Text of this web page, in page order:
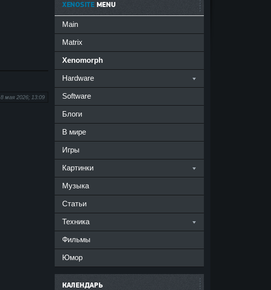
8 мая 2026; 13:09
XENOSITEMENU
Main
Matrix
Xenomorph
Hardware
Software
Блоги
В мире
Игры
Картинки
Музыка
Статьи
Техника
Фильмы
Юмор
КАЛЕНДАРЬ